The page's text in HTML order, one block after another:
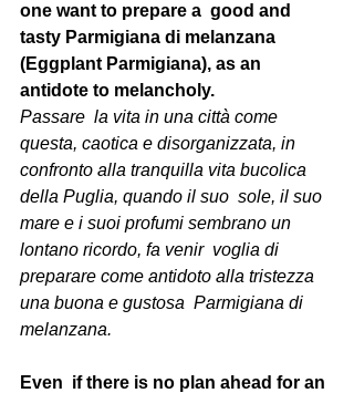
one want to prepare a  good and
tasty Parmigiana di melanzana
(Eggplant Parmigiana), as an
antidote to melancholy.
Passare  la vita in una città come
questa, caotica e disorganizzata, in
confronto alla tranquilla vita bucolica
della Puglia, quando il suo  sole, il suo
mare e i suoi profumi sembrano un
lontano ricordo, fa venir  voglia di
preparare come antidoto alla tristezza
una buona e gustosa  Parmigiana di
melanzana.
Even  if there is no plan ahead for an